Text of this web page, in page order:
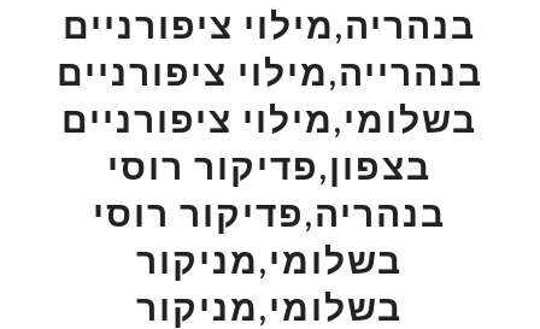
בנהריה,מילוי ציפורניים
בנהרייה,מילוי ציפורניים
בשלומי,מילוי ציפורניים
בצפון,פדיקור רוסי
בנהריה,פדיקור רוסי
בשלומי,מניקור
בשלומי,מניקור